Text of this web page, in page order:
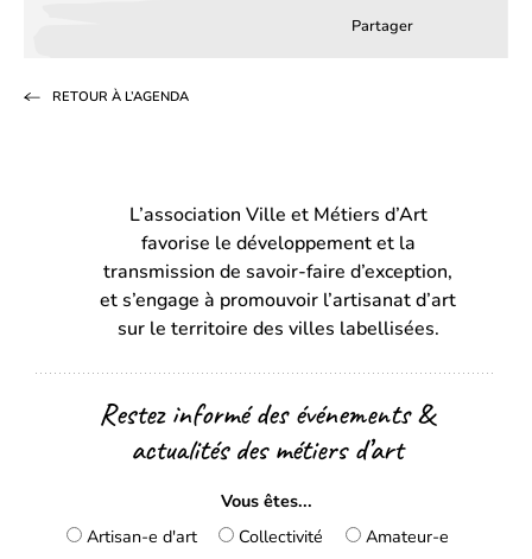
Partager
un
onglet)onglet)
RETOUR À L’AGENDA
L’association Ville et Métiers d’Art
favorise le développement et la
transmission de savoir-faire d’exception,
et s’engage à promouvoir l’artisanat d’art
sur le territoire des villes labellisées.
Restez informé des événements &
actualités des métiers d’art
Vous êtes...
Artisan-e d'art
Collectivité Amateur-e